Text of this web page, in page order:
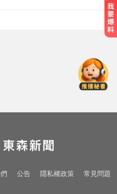
拉克死因出爐 法
車 275匹馬力媲
公告 隱私權政策 常見問題